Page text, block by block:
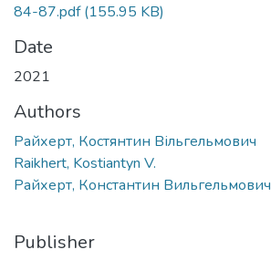
84-87.pdf(155.95 KB)
Date
2021
Authors
Райхерт, Костянтин Вільгельмович
Raikhert, Kostiantyn V.
Райхерт, Константин Вильгельмович
Publisher